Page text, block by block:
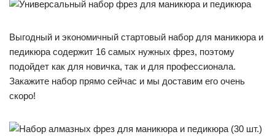
Выгодный и экономичный стартовый набор для маникюра и
педикюра содержит 16 самых нужных фрез, поэтому
подойдет как для новичка, так и для профессионала.
Закажите набор прямо сейчас и мы доставим его очень
скоро!